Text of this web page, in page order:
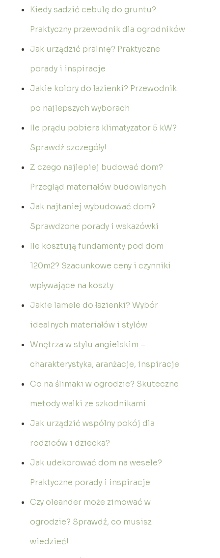
Kiedy sadzić cebulę do gruntu?
Praktyczny przewodnik dla ogrodników
Jak urządzić pralnię? Praktyczne
porady i inspiracje
Jakie kolory do łazienki? Przewodnik
po najlepszych wyborach
Ile prądu pobiera klimatyzator 5 kW?
Sprawdź szczegóły!
Z czego najlepiej budować dom?
Przegląd materiałów budowlanych
Jak najtaniej wybudować dom?
Sprawdzone porady i wskazówki
Ile kosztują fundamenty pod dom
120m2? Szacunkowe ceny i czynniki
wpływające na koszty
Jakie lamele do łazienki? Wybór
idealnych materiałów i stylów
Wnętrza w stylu angielskim –
charakterystyka, aranżacje, inspiracje
Co na ślimaki w ogrodzie? Skuteczne
metody walki ze szkodnikami
Jak urządzić wspólny pokój dla
rodziców i dziecka?
Jak udekorować dom na wesele?
Praktyczne porady i inspiracje
Czy oleander może zimować w
ogrodzie? Sprawdź, co musisz
wiedzieć!